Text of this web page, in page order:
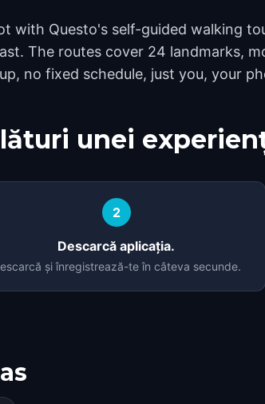
with Questo's self-guided walking
The routes cover 24 landmarks,
no fixed schedule, just you, your
unei
2
Descarcă aplicația.
și înregistrează-te în câteva secunde.